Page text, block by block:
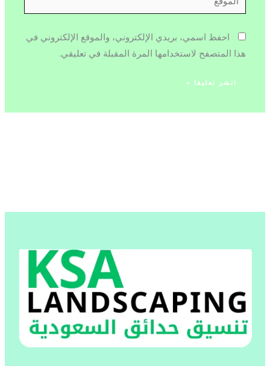
احفظ اسمي، بريدي الإلكتروني، والموقع الإلكتروني في
هذا المتصفح لاستخدامها المرة المقبلة في تعليقي.